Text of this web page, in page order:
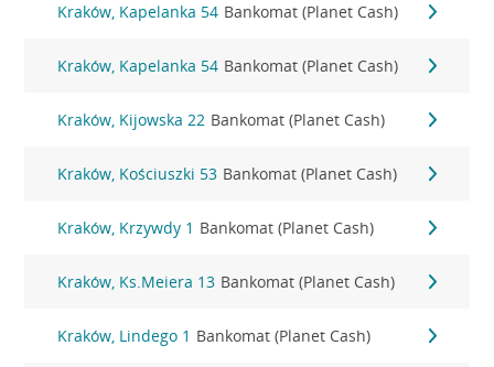
Kraków, Kapelanka 54 Bankomat (Planet Cash)
Kraków, Kapelanka 54 Bankomat (Planet Cash)
Kraków, Kijowska 22 Bankomat (Planet Cash)
Kraków, Kościuszki 53 Bankomat (Planet Cash)
Kraków, Krzywdy 1 Bankomat (Planet Cash)
Kraków, Ks.Meiera 13 Bankomat (Planet Cash)
Kraków, Lindego 1 Bankomat (Planet Cash)